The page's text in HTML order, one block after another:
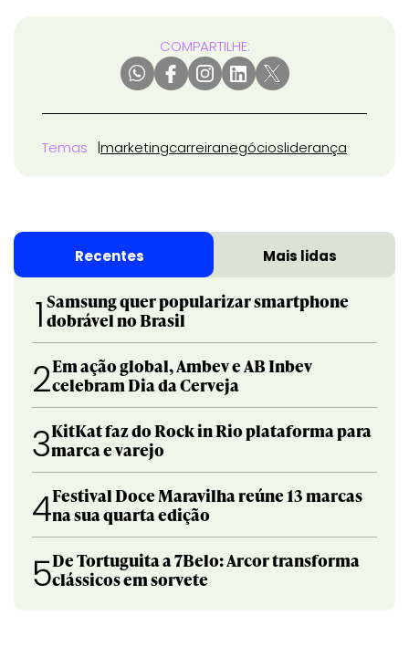
COMPARTILHE:
Temas marketingcarreiranegóciosliderança
Recentes Mais lidas
1 Samsung quer popularizar smartphone
dobrável no Brasil
2Em ação global, Ambev e AB Inbev
celebram Dia da Cerveja
3KitKat faz do Rock in Rio plataforma para
marca e varejo
4Festival Doce Maravilha reúne 13 marcas
na sua quarta edição
5De Tortuguita a 7Belo: Arcor transforma
clássicos em sorvete